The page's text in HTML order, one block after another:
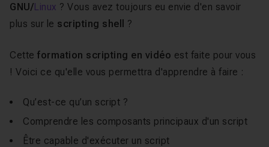
GNU/Linux ? Vous avez toujours eu envie d'en savoir
plus sur le scripting shell ?
Cette formation scripting en vidéo est faite pour vous
! Voici ce qu'elle vous permettra d'apprendre à faire :
Qu’est-ce qu’un script ?
Comprendre les composants principaux d'un script
Être capable d'exécuter un script